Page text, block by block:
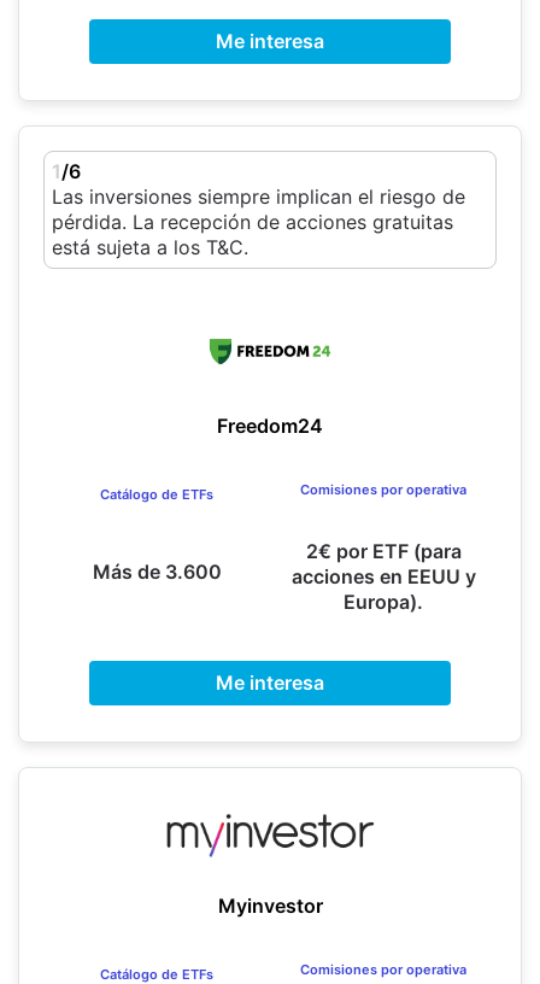
Me interesa
1/6
Las inversiones siempre implican el riesgo de
pérdida. La recepción de acciones gratuitas
está sujeta a los T&C.
Freedom24
Catálogo de ETFs
Más de 3.600
Comisiones por operativa
2€ por ETF (para
acciones en EEUU y
Europa).
Me interesa
Myinvestor
Catálogo de ETFs Comisiones por operativa